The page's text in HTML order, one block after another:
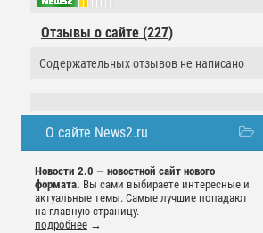
Отзывы о сайте (227)
Содержательных отзывов не написано
О сайте News2.ru
Новости 2.0 — новостной сайт нового
формата. Вы сами выбираете интересные и
актуальные темы. Самые лучшие попадают
на главную страницу.
подробнее →